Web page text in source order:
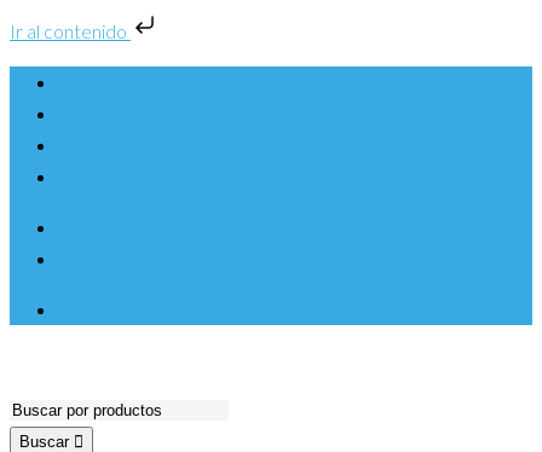
Ir al contenido
Buscar